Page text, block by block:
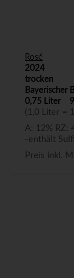
Rosé
2024
trocken
Bayerischer
0,75 Liter
(1,0 Liter =
A: 12% RZ:
-enthält
Preis inkl.